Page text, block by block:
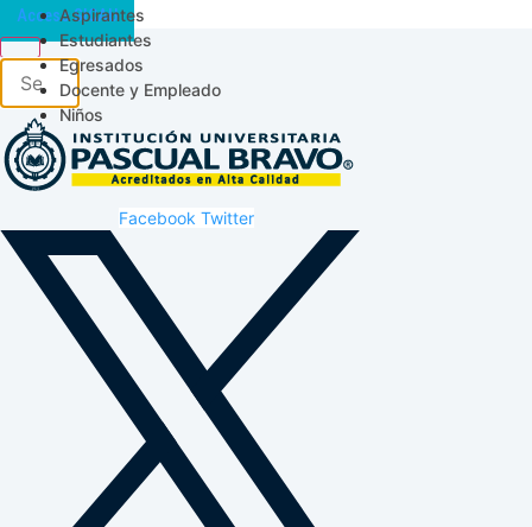
Aspirantes
Estudiantes
Egresados
Docente y Empleado
Niños
Acceso SICAU
Facebook Twitter